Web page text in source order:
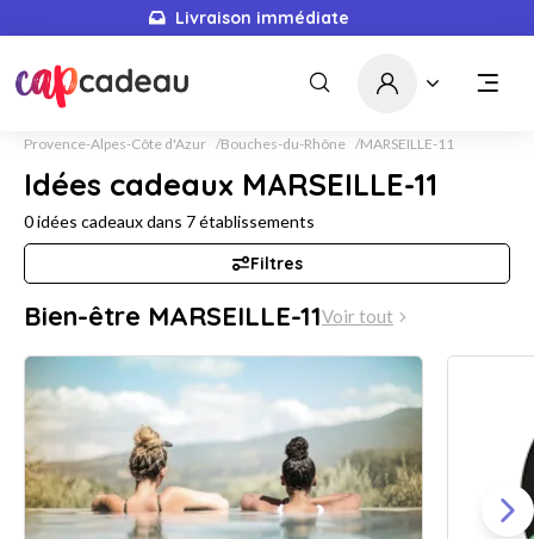
Livraison immédiate
Provence-Alpes-Côte d'Azur Bouches-du-Rhône MARSEILLE-11
Idées cadeaux MARSEILLE-11
0idées cadeaux dans 7établissements
Filtres
Bien-être MARSEILLE-11Voir tout